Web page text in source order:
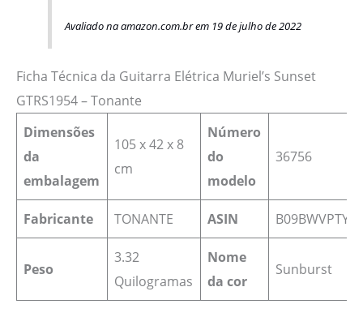
Avaliado na amazon.com.br em 19 de julho de 2022
Ficha Técnica da Guitarra Elétrica Muriel’s Sunset
GTRS1954 – Tonante
Dimensões
da
embalagem
105 x 42 x 8
cm
Número
do
modelo
‎36756
Fabricante ‎TONANTE ASIN ‎B09BWVPTYJ
Peso
3.32
Quilogramas
Nome
da cor
‎Sunburst